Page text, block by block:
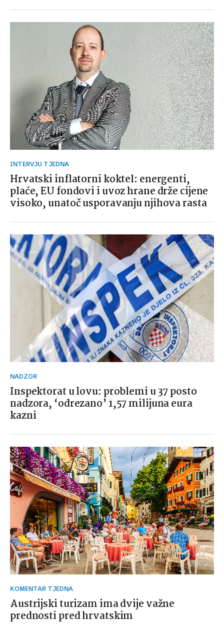
INTERVJU TJEDNA
Hrvatski inflatorni koktel: energenti,
plaće, EU fondovi i uvoz hrane drže cijene
visoko, unatoč usporavanju njihova rasta
NADZOR
Inspektorat u lovu: problemi u 37 posto
nadzora, ‘odrezano’ 1,57 milijuna eura
kazni
KOMENTAR TJEDNA
Austrijski turizam ima dvije važne
prednosti pred hrvatskim